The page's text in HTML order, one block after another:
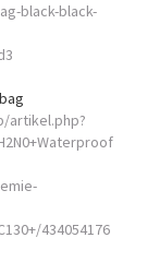
black-black-
artikel.php?
434054176